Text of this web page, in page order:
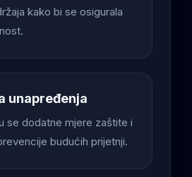
kako bi se osigurala
unapređenja
se dodatne mjere zaštite i
budućih prijetnji.